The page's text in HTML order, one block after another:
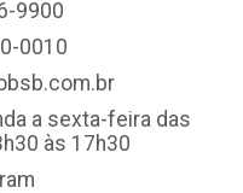
9900
0010
a sexta-feira das
às 17h30